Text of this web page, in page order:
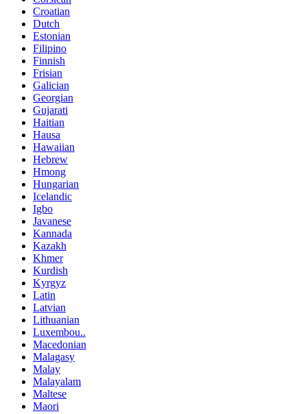
Croatian
Dutch
Estonian
Filipino
Finnish
Frisian
Galician
Georgian
Gujarati
Haitian
Hausa
Hawaiian
Hebrew
Hmong
Hungarian
Icelandic
Igbo
Javanese
Kannada
Kazakh
Khmer
Kurdish
Kyrgyz
Latin
Latvian
Lithuanian
Luxembou..
Macedonian
Malagasy
Malay
Malayalam
Maltese
Maori